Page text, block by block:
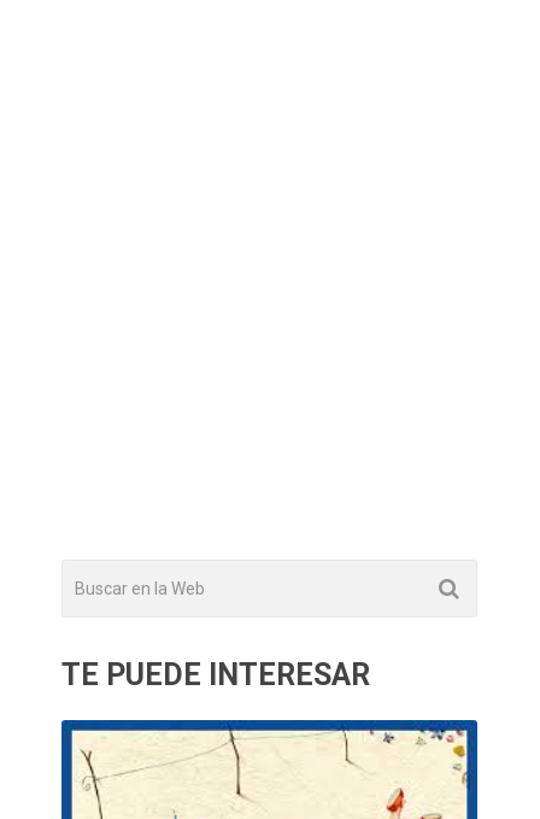
TE PUEDE INTERESAR